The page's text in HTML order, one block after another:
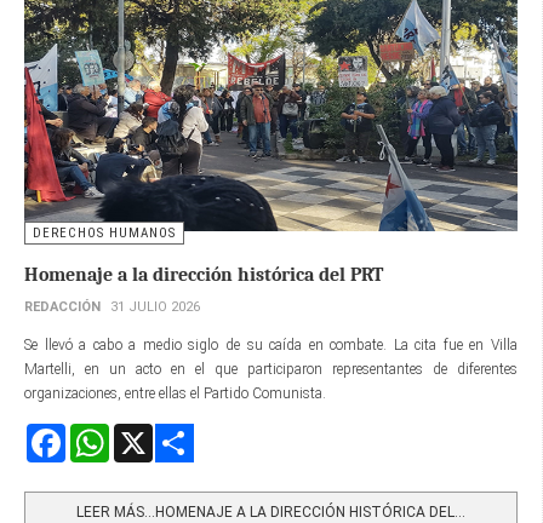
DERECHOS HUMANOS
Homenaje a la dirección histórica del PRT
REDACCIÓN 31 JULIO 2026
Se llevó a cabo a medio siglo de su caída en combate. La cita fue en Villa
Martelli, en un acto en el que participaron representantes de diferentes
organizaciones, entre ellas el Partido Comunista.
FacebookWhatsApp
LEER MÁS…HOMENAJE A LA DIRECCIÓN HISTÓRICA DEL...